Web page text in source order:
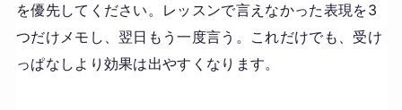
を優先してください。レッスンで言えなかった表現を3
つだけメモし、翌日もう一度言う。これだけでも、受け
っぱなしより効果は出やすくなります。